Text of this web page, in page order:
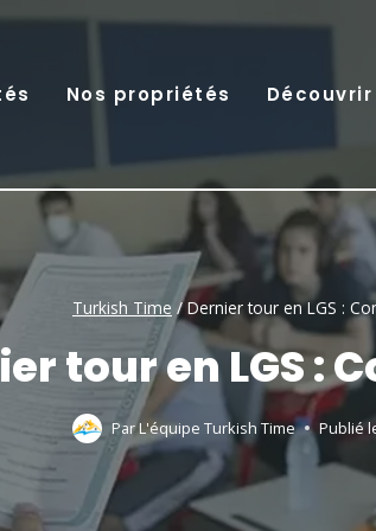
Nos propriétés
Turkish Time /Dernier tour en LGS :
tour en LGS :
ParL'équipe Turkish Time Publié